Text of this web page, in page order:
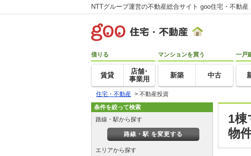
NTTグループ運営の不動産総合サイト goo住宅・不動産
借りる
賃貸
店舗･
事業用
マンションを買う
新築 中古
一戸
住宅・不動産 > 不動産投資
1棟
物
条件を絞って検索
路線・駅から探す
路線・駅 を変更する
エリアから探す